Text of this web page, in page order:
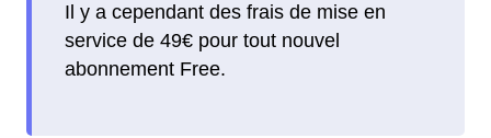
Il y a cependant des frais de mise en
service de 49€ pour tout nouvel
abonnement Free.